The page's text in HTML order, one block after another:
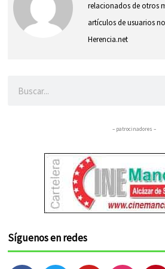
relacionados de otros
artículos de usuarios
Herencia.net
– patrocinadores –
Síguenos en redes